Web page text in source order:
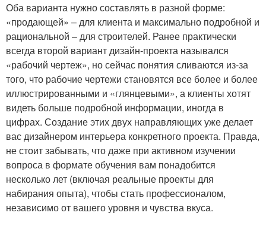
Оба варианта нужно составлять в разной форме:
«продающей» – для клиента и максимально подробной и
рациональной – для строителей. Ранее практически
всегда второй вариант дизайн-проекта назывался
«рабочий чертеж», но сейчас понятия сливаются из-за
того, что рабочие чертежи становятся все более и более
иллюстрированными и «глянцевыми», а клиенты хотят
видеть больше подробной информации, иногда в
цифрах. Создание этих двух направляющих уже делает
вас дизайнером интерьера конкретного проекта. Правда,
не стоит забывать, что даже при активном изучении
вопроса в формате обучения вам понадобится
несколько лет (включая реальные проекты для
набирания опыта), чтобы стать профессионалом,
независимо от вашего уровня и чувства вкуса.